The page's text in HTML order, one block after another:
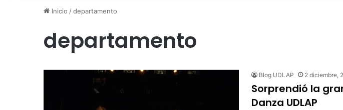
Inicio /departamento
departamento
Blog UDLAP 2 diciembre,
Sorprendió la
Danza UDLAP